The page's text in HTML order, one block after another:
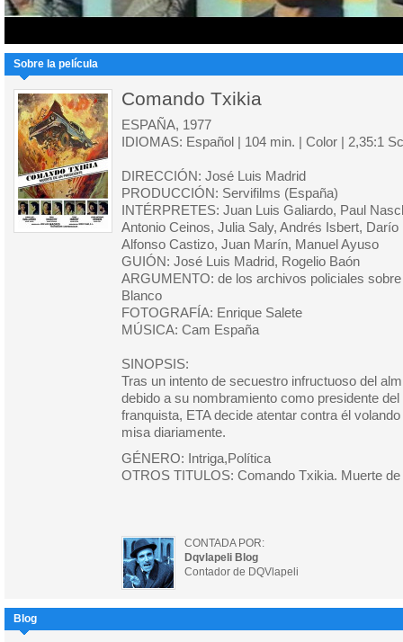
Sobre la película
Comando Txikia
ESPAÑA, 1977
IDIOMAS: Español | 104 min. | Color | 2,35:1
DIRECCIÓN: José Luis Madrid
PRODUCCIÓN: Servifilms (España)
INTÉRPRETES: Juan Luis Galiardo, Paul
Antonio Ceinos, Julia Saly, Andrés Isbert,
Alfonso Castizo, Juan Marín, Manuel Ayuso
GUIÓN: José Luis Madrid, Rogelio Baón
ARGUMENTO: de los archivos policiales
Blanco
FOTOGRAFÍA: Enrique Salete
MÚSICA: Cam España
SINOPSIS:
Tras un intento de secuestro infructuoso del
debido a su nombramiento como presidente
franquista, ETA decide atentar contra él
misa diariamente.
GÉNERO: Intriga,Política
OTROS TITULOS: Comando Txikia. Muerte de
CONTADA POR:
Dqvlapeli Blog
Contador de DQVlapeli
Blog